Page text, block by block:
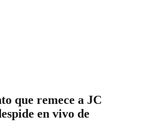
que remece a JC
en vivo de